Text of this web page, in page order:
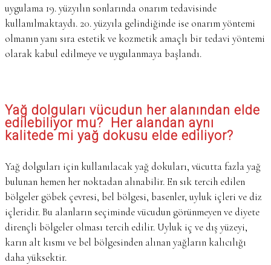
uygulama 19. yüzyılın sonlarında onarım tedavisinde
kullanılmaktaydı. 20. yüzyıla gelindiğinde ise onarım yöntemi
olmanın yanı sıra estetik ve kozmetik amaçlı bir tedavi yöntemi
olarak kabul edilmeye ve uygulanmaya başlandı.
Yağ dolguları vücudun her alanından elde
edilebiliyor mu? Her alandan aynı
kalitede mi yağ dokusu elde ediliyor?
Yağ dolguları için kullanılacak yağ dokuları, vücutta fazla yağ
bulunan hemen her noktadan alınabilir. En sık tercih edilen
bölgeler göbek çevresi, bel bölgesi, basenler, uyluk içleri ve diz
içleridir. Bu alanların seçiminde vücudun görünmeyen ve diyete
dirençli bölgeler olması tercih edilir. Uyluk iç ve dış yüzeyi,
karın alt kısmı ve bel bölgesinden alınan yağların kalıcılığı
daha yüksektir.